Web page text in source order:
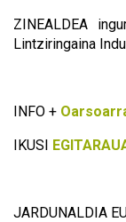
ZINEALDEA
Lintziringaina
INFO +
IKUSI
JARDUNALDIA